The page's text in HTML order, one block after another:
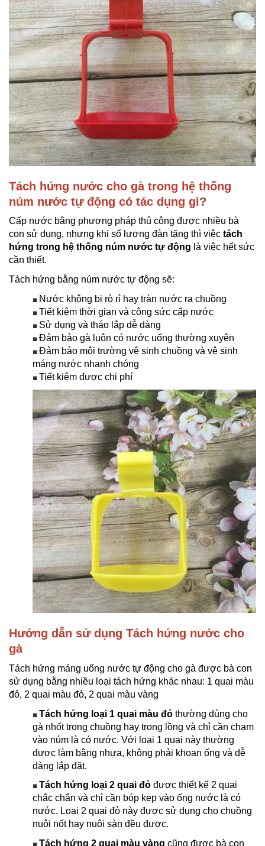
Tách hứng nước cho gà trong hệ thống
núm nước tự động có tác dụng gì?
Cấp nước bằng phương pháp thủ công được nhiều bà
con sử dụng, nhưng khi số lượng đàn tăng thì việc tách
hứng trong hệ thống núm nước tự động là việc hết sức
cần thiết.
Tách hứng bằng núm nước tự động sẽ:
■ Nước không bị rò rỉ hay tràn nước ra chuồng
■Tiết kiệm thời gian và công sức cấp nước
■ Sử dụng và tháo lắp dễ dàng
■Đảm bảo gà luôn có nước uống thường xuyên
■Đảm bảo môi trường vệ sinh chuồng và vệ sinh
máng nước nhanh chóng
■Tiết kiệm được chi phí
Hướng dẫn sử dụng Tách hứng nước cho
gà
Tách hứng máng uống nước tự động cho gà được bà con
sử dụng bằng nhiều loại tách hứng khác nhau: 1 quai màu
đỏ, 2 quai màu đỏ, 2 quai màu vàng
■Tách hứng loại 1 quai màu đỏ thường dùng cho
gà nhốt trong chuồng hay trong lồng và chỉ cần chạm
vào núm là có nước. Với loại 1 quai này thường
được làm bằng nhựa, không phải khoan ống và dễ
dàng lắp đặt.
■Tách hứng loại 2 quai đỏ được thiết kế 2 quai
chắc chắn và chỉ cần bóp kẹp vào ống nước là có
nước. Loại 2 quai đỏ này được sử dụng cho chuồng
nuôi nốt hay nuôi sàn đều được.
■Tách hứng 2 quai màu vàng cũng được bà con